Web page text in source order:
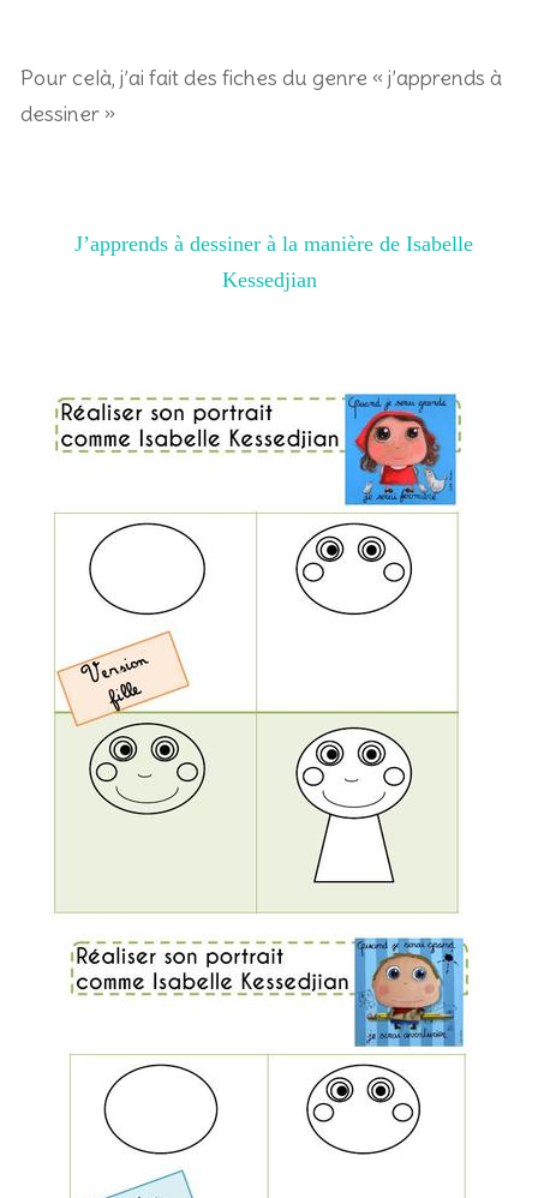
Pour celà, j’ai fait des fiches du genre « j’apprends à
dessiner »
J’apprends à dessiner à la manière de Isabelle
Kessedjian